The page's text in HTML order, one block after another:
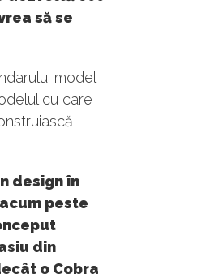
să se
model
cu care
design în
peste
din
o Cobra